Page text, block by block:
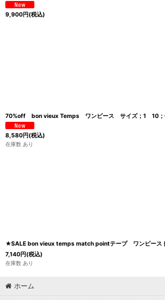
9,900円(税込)
70%off bon vieux Temps ワンピース サイズ；1 10
8,580円(税込)
在庫数 あり
★SALE bon vieux temps match pointテープ ワンピー
7,140円(税込)
在庫数 あり
ホーム